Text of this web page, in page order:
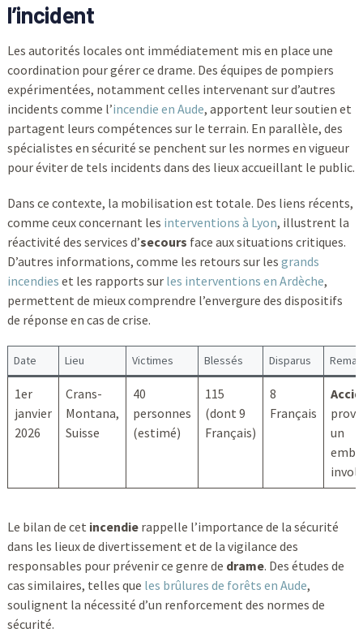
l’incident
Les autorités locales ont immédiatement mis en place une
coordination pour gérer ce drame. Des équipes de pompiers
expérimentées, notamment celles intervenant sur d’autres
incidents comme l’incendie en Aude, apportent leur soutien et
partagent leurs compétences sur le terrain. En parallèle, des
spécialistes en sécurité se penchent sur les normes en vigueur
pour éviter de tels incidents dans des lieux accueillant le public.
Dans ce contexte, la mobilisation est totale. Des liens récents,
comme ceux concernant les interventions à Lyon, illustrent la
réactivité des services d’secours face aux situations critiques.
D’autres informations, comme les retours sur les grands
incendies et les rapports sur les interventions en Ardèche,
permettent de mieux comprendre l’envergure des dispositifs
de réponse en cas de crise.
Date Lieu Victimes Blessés Disparus
1er
janvier
2026
Crans-
Montana,
Suisse
40
personnes
(estimé)
115
(dont 9
Français)
8
Français
un
Le bilan de cet incendierappelle l’importance de la sécurité
dans les lieux de divertissement et de la vigilance des
responsables pour prévenir ce genre de drame. Des études de
cas similaires, telles que les brûlures de forêts en Aude,
soulignent la nécessité d’un renforcement des normes de
sécurité.